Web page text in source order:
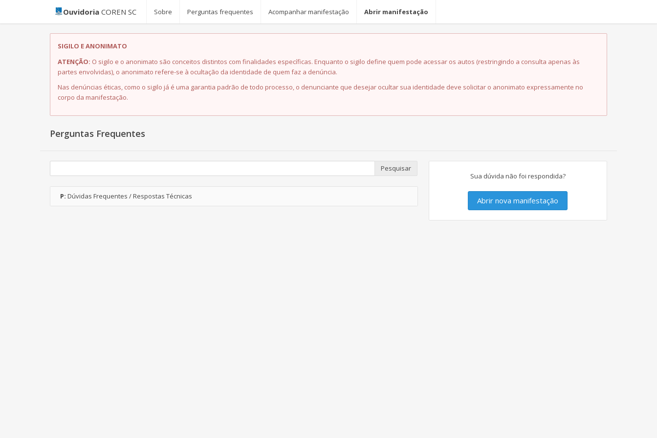
Ouvidoria COREN SC Sobre Perguntas frequentes Acompanhar manifestação Abrir manifestação
SIGILO E ANONIMATO
ATENÇÃO: O sigilo e o anonimato são conceitos distintos com finalidades específicas. Enquanto o sigilo define quem pode acessar os autos (restringindo a consulta apenas às
partes envolvidas), o anonimato refere-se à ocultação da identidade de quem faz a denúncia.
Nas denúncias éticas, como o sigilo já é uma garantia padrão de todo processo, o denunciante que desejar ocultar sua identidade deve solicitar o anonimato expressamente no
corpo da manifestação.
Perguntas Frequentes
Sua dúvida não foi respondida?
Abrir nova manifestação
Pesquisar
P: Dúvidas Frequentes / Respostas Técnicas